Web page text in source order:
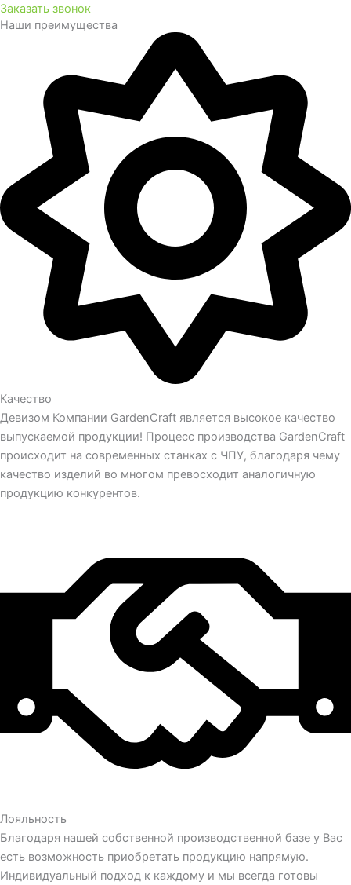
Заказать звонок
Наши преимущества
Качество
Девизом Компании GardenCraft является высокое качество
выпускаемой продукции! Процесс производства GardenCraft
происходит на современных станках с ЧПУ, благодаря чему
качество изделий во многом превосходит аналогичную
продукцию конкурентов.
Лояльность
Благодаря нашей собственной производственной базе у Вас
есть возможность приобретать продукцию напрямую.
Индивидуальный подход к каждому и мы всегда готовы